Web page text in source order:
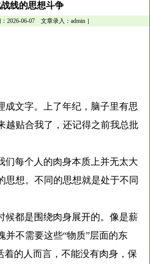
线的思想斗争
06-07 文章录入：admin ］
成文字。上了年纪，脑子里有思
越贴合我了，还记得之前我总批
们每个人的肉身本质上并无太大
思想。不同的思想就是处于不同
候都是围绕肉身展开的。像是薪
并不需要这些“物质”层面的东
着的人而言，不能没有肉身，保